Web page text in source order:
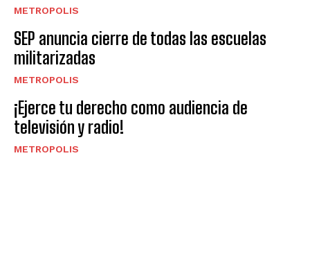
METROPOLIS
SEP anuncia cierre de todas las escuelas
militarizadas
METROPOLIS
¡Ejerce tu derecho como audiencia de
televisión y radio!
METROPOLIS